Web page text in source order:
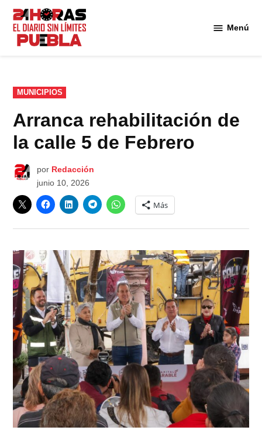
Saltar
contenido
Menú
PUBLICADO
EN
MUNICIPIOS
Arranca rehabilitación de
la calle 5 de Febrero
por Redacción
junio 10, 2026
Más